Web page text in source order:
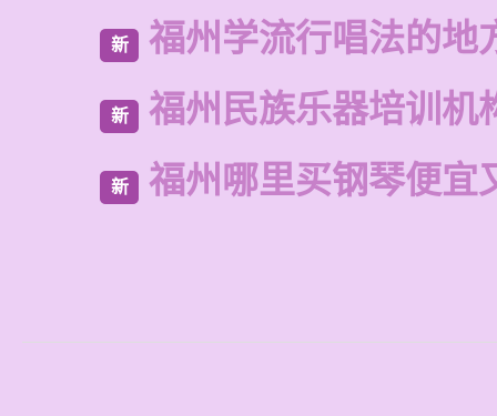
新 福州学流行唱法的地
新 福州民族乐器培训机
新 福州哪里买钢琴便宜